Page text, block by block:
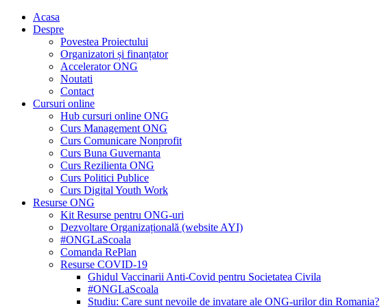
Acasa
Despre
Povestea Proiectului
Organizatori și finanțator
Accelerator ONG
Noutati
Contact
Cursuri online
Hub cursuri online ONG
Curs Management ONG
Curs Comunicare Nonprofit
Curs Buna Guvernanta
Curs Rezilienta ONG
Curs Politici Publice
Curs Digital Youth Work
Resurse ONG
Kit Resurse pentru ONG-uri
Dezvoltare Organizațională (website AYI)
#ONGLaScoala
Comanda RePlan
Resurse COVID-19
Ghidul Vaccinarii Anti-Covid pentru Societatea Civila
#ONGLaScoala
Studiu: Care sunt nevoile de invatare ale ONG-urilor din Romania?